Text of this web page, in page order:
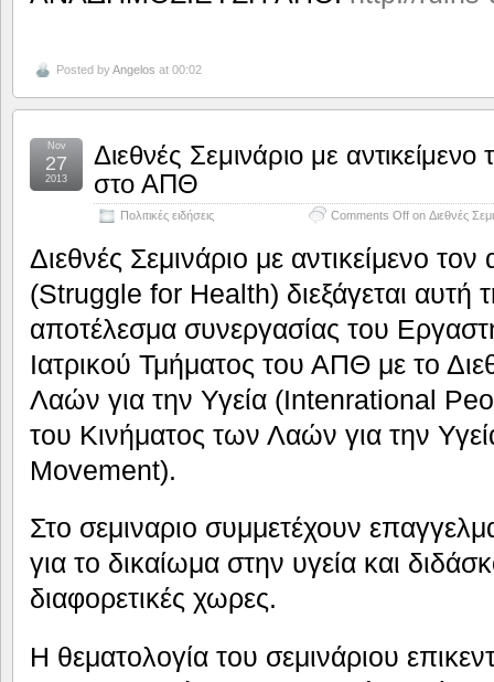
Posted byAngelos at 00:02
Διεθνές Σεμινάριο με
στο ΑΠΘ
Πολιτικές ειδήσεις Comments Off on Διεθνές
Nov
27
2013
Διεθνές Σεμινάριο με αντικείμενο
(Struggle for Health) διεξάγεται
αποτέλεσμα συνεργασίας του
Ιατρικού Τμήματος του ΑΠΘ με το
Λαών για την Υγεία (Intenrational
του Κινήματος των Λαών για την
Movement).
Στο σεμιναριο συμμετέχουν
για το δικαίωμα στην υγεία και
διαφορετικές χωρες.
Η θεματολογία του σεμινάριου